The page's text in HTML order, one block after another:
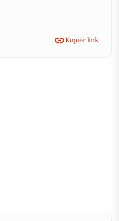
Kopiér link